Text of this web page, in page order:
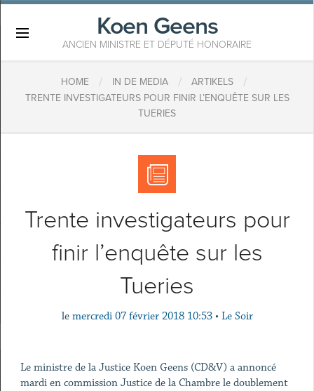
Koen Geens
ANCIEN MINISTRE ET DÉPUTÉ HONORAIRE
HOME / IN DE MEDIA / ARTIKELS /
​TRENTE INVESTIGATEURS POUR FINIR L’ENQUÊTE SUR LES
TUERIES
​Trente investigateurs pour
finir l’enquête sur les
Tueries
le mercredi 07 février 2018 10:53 • Le Soir
Le ministre de la Justice Koen Geens (CD&V) a annoncé
mardi en commission Justice de la Chambre le doublement